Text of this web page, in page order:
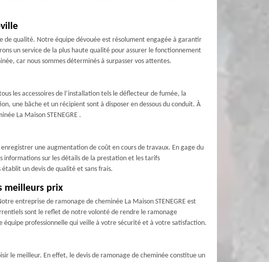
de qualité. Notre équipe dévouée est résolument engagée à garantir
un service de la plus haute qualité pour assurer le fonctionnement
car nous sommes déterminés à surpasser vos attentes.
les accessoires de l’installation tels le déflecteur de fumée, la
une bâche et un récipient sont à disposer en dessous du conduit. À
La Maison STENEGRE .
une augmentation de coût en cours de travaux. En gage du
informations sur les détails de la prestation et les tarifs
établit un devis de qualité et sans frais.
meilleurs prix
entreprise de ramonage de cheminée La Maison STENEGRE est
sont le reflet de notre volonté de rendre le ramonage
équipe professionnelle qui veille à votre sécurité et à votre satisfaction.
le meilleur. En effet, le devis de ramonage de cheminée constitue un